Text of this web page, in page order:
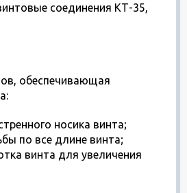
соединения КТ-35,
обеспечивающая
носика винта;
по все длине винта;
винта для увеличения